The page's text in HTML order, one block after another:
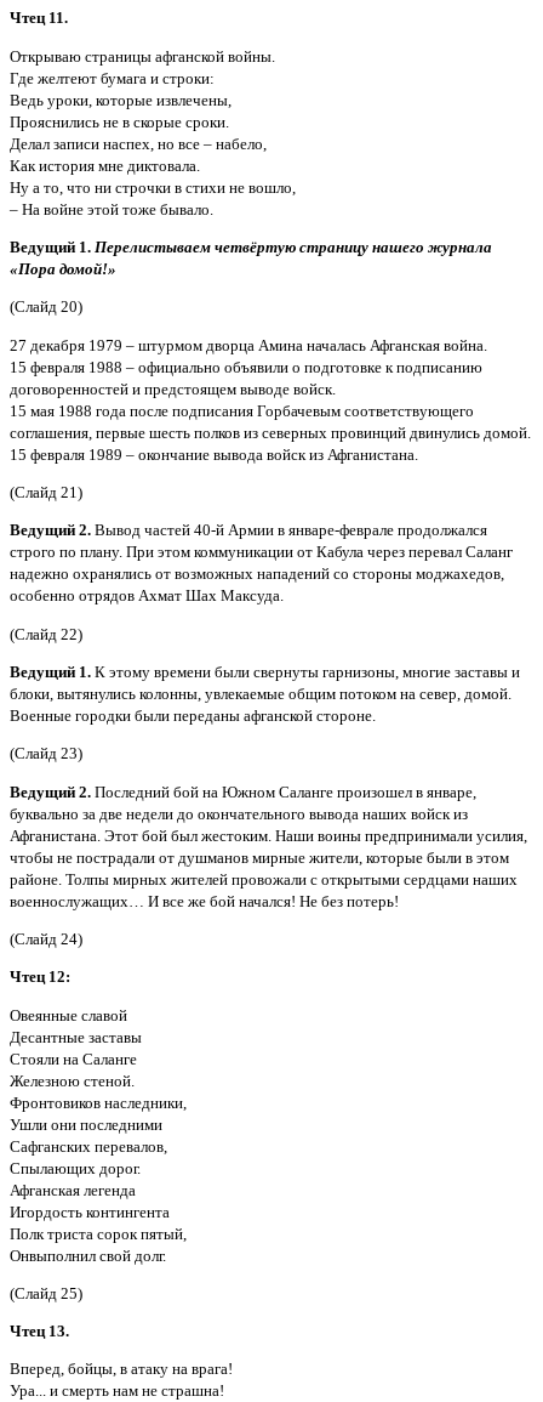
Чтец 11.
Открываю страницы афганской войны.
Где желтеют бумага и строки:
Ведь уроки, которые извлечены,
Прояснились не в скорые сроки.
Делал записи наспех, но все – набело,
Как история мне диктовала.
Ну а то, что ни строчки в стихи не вошло,
– На войне этой тоже бывало.
Ведущий 1. Перелистываем четвёртую страницу нашего журнала
«Пора домой!»
(Слайд 20)
27 декабря 1979 – штурмом дворца Амина началась Афганская война.
15 февраля 1988 – официально объявили о подготовке к подписанию
договоренностей и предстоящем выводе войск.
15 мая 1988 года после подписания Горбачевым соответствующего
соглашения, первые шесть полков из северных провинций двинулись домой.
15 февраля 1989 – окончание вывода войск из Афганистана.
(Слайд 21)
Ведущий 2. Вывод частей 40-й Армии в январе-феврале продолжался
строго по плану. При этом коммуникации от Кабула через перевал Саланг
надежно охранялись от возможных нападений со стороны моджахедов,
особенно отрядов Ахмат Шах Максуда.
(Слайд 22)
Ведущий 1. К этому времени были свернуты гарнизоны, многие заставы и
блоки, вытянулись колонны, увлекаемые общим потоком на север, домой.
Военные городки были переданы афганской стороне.
(Слайд 23)
Ведущий 2. Последний бой на Южном Саланге произошел в январе,
буквально за две недели до окончательного вывода наших войск из
Афганистана. Этот бой был жестоким. Наши воины предпринимали усилия,
чтобы не пострадали от душманов мирные жители, которые были в этом
районе. Толпы мирных жителей провожали с открытыми сердцами наших
военнослужащих… И все же бой начался! Не без потерь!
(Слайд 24)
Чтец 12:
Овеянные славой
Десантные заставы
Стояли на Саланге
Железною стеной.
Фронтовиков наследники,
Ушли они последними
Сафганских перевалов,
Спылающих дорог.
Афганская легенда
Игордость контингента
Полк триста сорок пятый,
Онвыполнил свой долг.
(Слайд 25)
Чтец 13.
Вперед, бойцы, в атаку на врага!
Ура... и смерть нам не страшна!